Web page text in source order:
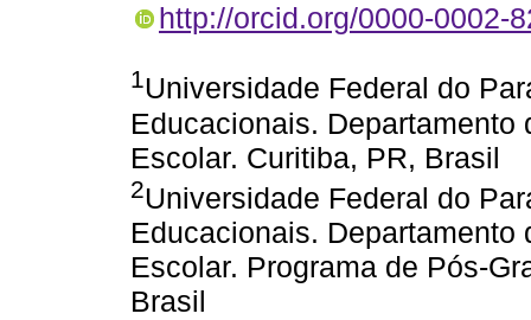
http://orcid.org/0000-0002-
1Universidade Federal do
Educacionais.
Escolar. Curitiba, PR, Brasil
2Universidade Federal do
Educacionais.
Escolar. Programa de Pós-
Brasil